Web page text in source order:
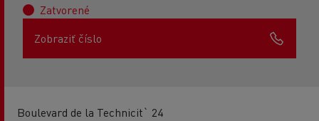
Zatvorené
Zobraziť číslo
Boulevard de la Technicit` 24